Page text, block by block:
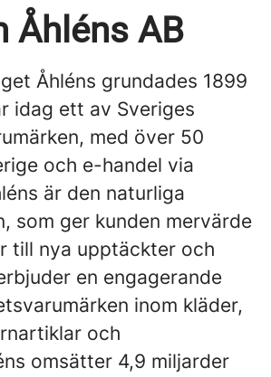
Åhléns AB
Åhléns grundades 1899
idag ett av Sveriges
med över 50
och e-handel via
är den naturliga
som ger kunden mervärde
till nya upptäckter och
en engagerande
inom kläder,
och
omsätter 4,9 miljarder